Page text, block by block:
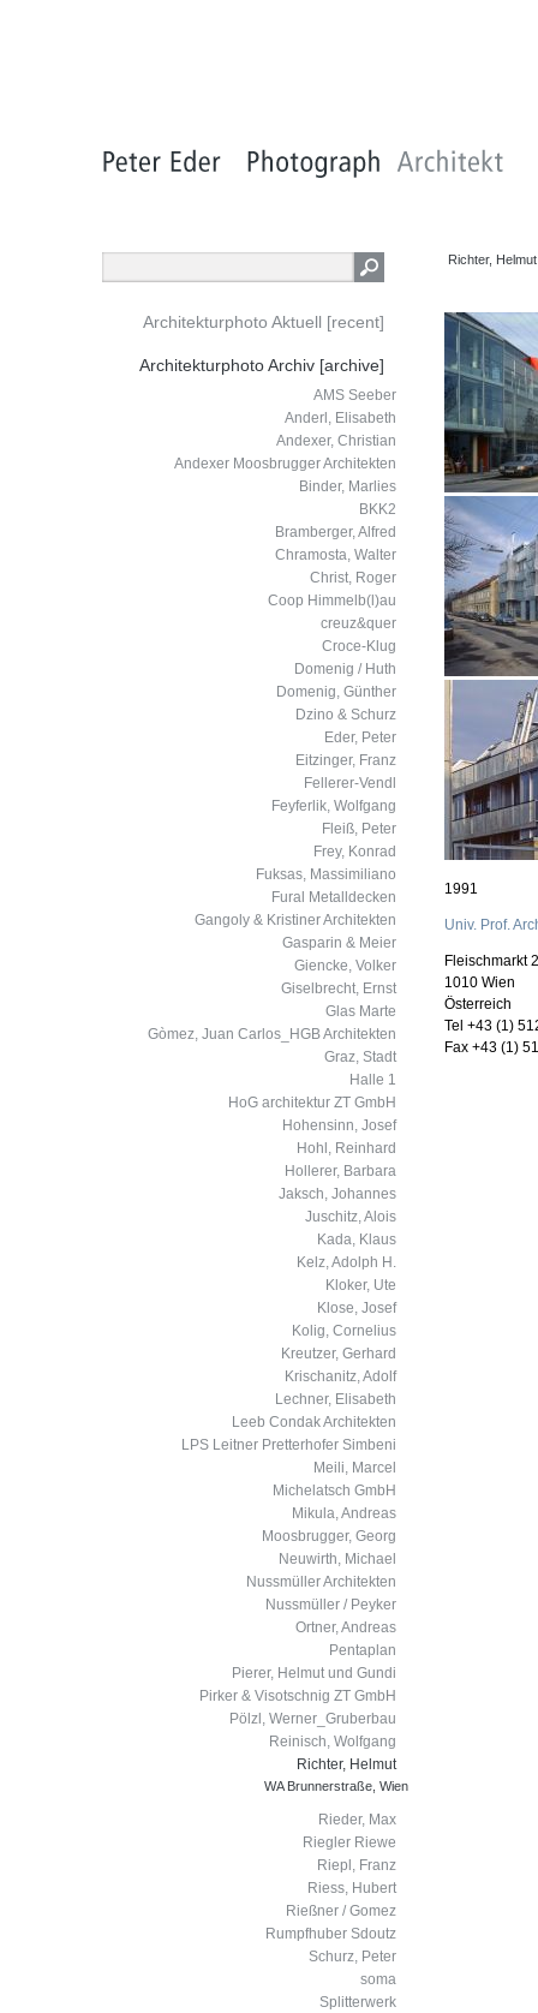
Architekturphoto Aktuell [recent]
Architekturphoto Archiv [archive]
AMS Seeber
Anderl, Elisabeth
Andexer, Christian
Andexer Moosbrugger Architekten
Binder, Marlies
BKK2
Bramberger, Alfred
Chramosta, Walter
Christ, Roger
Coop Himmelb(l)au
creuz&quer
Croce-Klug
Domenig / Huth
Domenig, Günther
Dzino & Schurz
Eder, Peter
Eitzinger, Franz
Fellerer-Vendl
Feyferlik, Wolfgang
Fleiß, Peter
Frey, Konrad
Fuksas, Massimiliano
Fural Metalldecken
Gangoly & Kristiner Architekten
Gasparin & Meier
Giencke, Volker
Giselbrecht, Ernst
Glas Marte
Gòmez, Juan Carlos_HGB Architekten
Graz, Stadt
Halle 1
HoG architektur ZT GmbH
Hohensinn, Josef
Hohl, Reinhard
Hollerer, Barbara
Jaksch, Johannes
Juschitz, Alois
Kada, Klaus
Kelz, Adolph H.
Kloker, Ute
Klose, Josef
Kolig, Cornelius
Kreutzer, Gerhard
Krischanitz, Adolf
Lechner, Elisabeth
Leeb Condak Architekten
LPS Leitner Pretterhofer Simbeni
Meili, Marcel
Michelatsch GmbH
Mikula, Andreas
Moosbrugger, Georg
Neuwirth, Michael
Nussmüller Architekten
Nussmüller / Peyker
Ortner, Andreas
Pentaplan
Pierer, Helmut und Gundi
Pirker & Visotschnig ZT GmbH
Pölzl, Werner_Gruberbau
Reinisch, Wolfgang
Richter, Helmut
WA Brunnerstraße, Wien
Rieder, Max
Riegler Riewe
Riepl, Franz
Riess, Hubert
Rießner / Gomez
Rumpfhuber Sdoutz
Schurz, Peter
soma
Splitterwerk
Richter, Helmut
1991
Univ. Prof.
Fleischmarkt
1010 Wien
Österreich
Tel +43 (1)
Fax +43 (1)